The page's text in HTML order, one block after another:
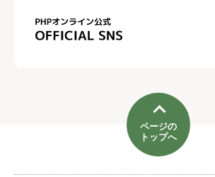
ページの
トップへ